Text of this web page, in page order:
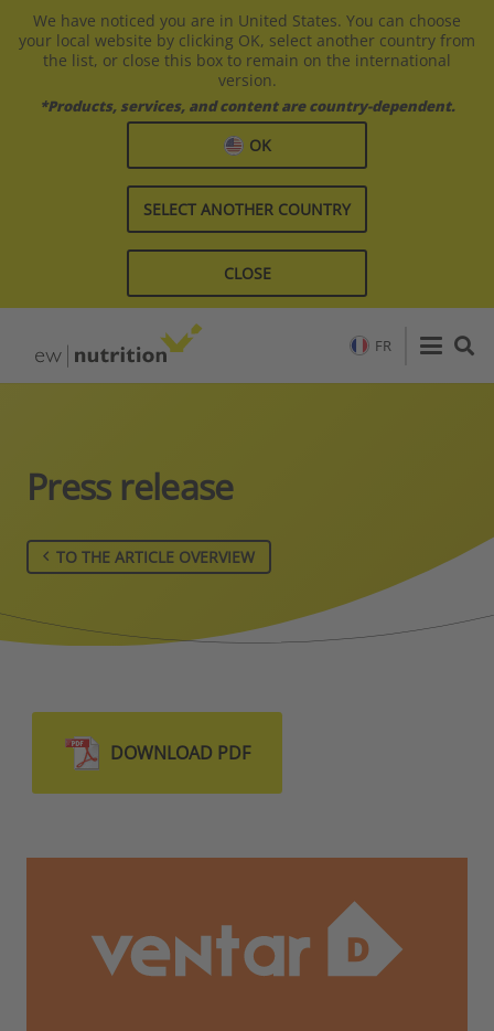
We have noticed you are in United States. You can choose
your local website by clicking OK, select another country from
the list, or close this box to remain on the international
version.
*Products, services, and content are country-dependent.
OK
SELECT ANOTHER COUNTRY
CLOSE
FR
Press release
TO THE ARTICLE OVERVIEW
DOWNLOAD PDF